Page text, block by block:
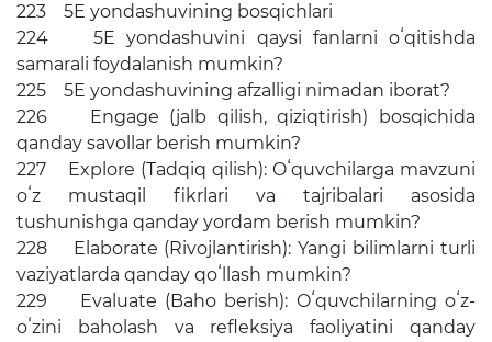
223 5E yondashuvining bosqichlari
224 5E yondashuvini qaysi fanlarni oʻqitishda
samarali foydalanish mumkin?
225 5E yondashuvining afzalligi nimadan iborat?
226 Engage (jalb qilish, qiziqtirish) bosqichida
qanday savollar berish mumkin?
227 Explore (Tadqiq qilish): Oʻquvchilarga mavzuni
oʻz mustaqil fikrlari va tajribalari asosida
tushunishga qanday yordam berish mumkin?
228 Elaborate (Rivojlantirish): Yangi bilimlarni turli
vaziyatlarda qanday qoʻllash mumkin?
229 Evaluate (Baho berish): Oʻquvchilarning oʻz-
oʻzini baholash va refleksiya faoliyatini qanday